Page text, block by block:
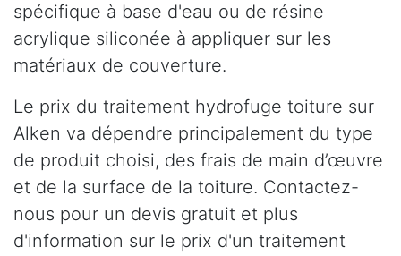
spécifique à base d'eau ou de résine
acrylique siliconée à appliquer sur les
matériaux de couverture.
Le prix du traitement hydrofuge toiture sur
Alken va dépendre principalement du type
de produit choisi, des frais de main d’œuvre
et de la surface de la toiture. Contactez-
nous pour un devis gratuit et plus
d'information sur le prix d'un traitement